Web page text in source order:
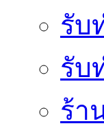
รับ
รับ
ร้า